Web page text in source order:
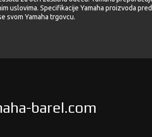
uslovima. Specifikacije Yamaha proizvoda
svom Yamaha trgovcu.
barel.com